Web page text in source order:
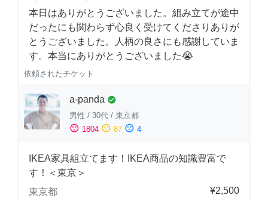
本日はありがとうございました。組み立てが途中
だったにも関わらず心良く受けてくださりありが
とうございました。人柄の良さにも感謝していま
す。本当にありがとうございました😭
依頼されたチケット
a-panda check_circle
男性 / 30代 / 東京都
sentiment_satisfied 1804 sentiment_neutral 87 sentiment_dissatisfied 4
IKEA家具組立てます！IKEA商品の知識豊富で
す！＜東京＞
東京都
¥2,500